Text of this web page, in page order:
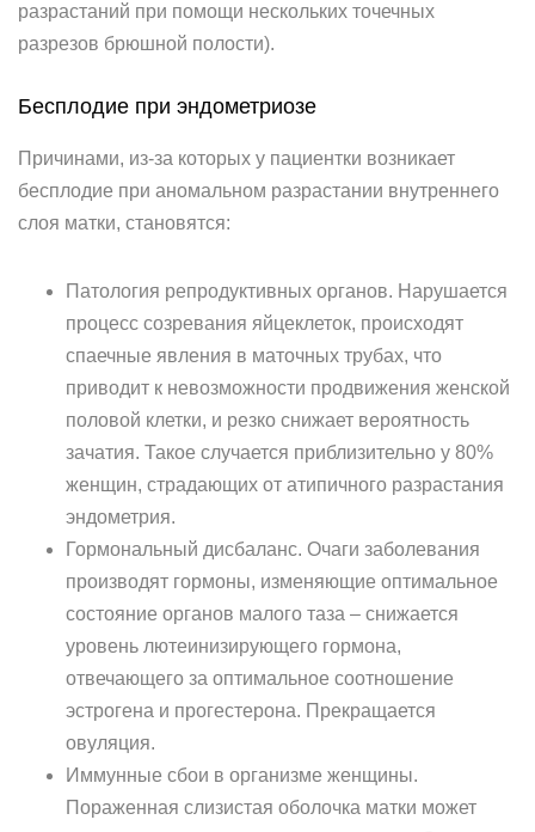
разрастаний при помощи нескольких точечных
разрезов брюшной полости).
Бесплодие при эндометриозе
Причинами, из-за которых у пациентки возникает
бесплодие при аномальном разрастании внутреннего
слоя матки, становятся:
Патология репродуктивных органов. Нарушается
процесс созревания яйцеклеток, происходят
спаечные явления в маточных трубах, что
приводит к невозможности продвижения женской
половой клетки, и резко снижает вероятность
зачатия. Такое случается приблизительно у 80%
женщин, страдающих от атипичного разрастания
эндометрия.
Гормональный дисбаланс. Очаги заболевания
производят гормоны, изменяющие оптимальное
состояние органов малого таза – снижается
уровень лютеинизирующего гормона,
отвечающего за оптимальное соотношение
эстрогена и прогестерона. Прекращается
овуляция.
Иммунные сбои в организме женщины.
Пораженная слизистая оболочка матки может